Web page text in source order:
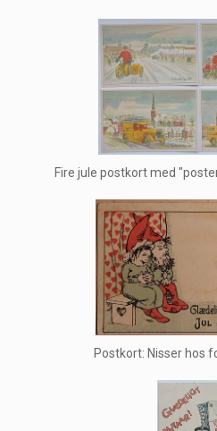
Fire jule postkort med
Postkort: Nisser hos